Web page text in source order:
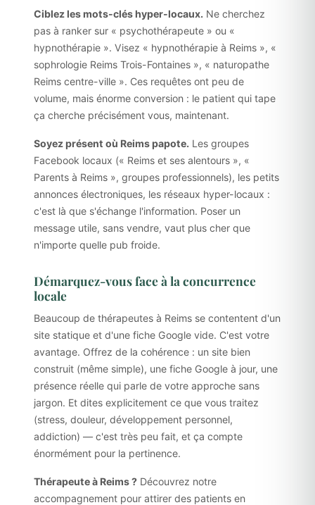
Ciblez les mots-clés hyper-locaux. Ne cherchez
pas à ranker sur « psychothérapeute » ou «
hypnothérapie ». Visez « hypnothérapie à Reims », «
sophrologie Reims Trois-Fontaines », « naturopathe
Reims centre-ville ». Ces requêtes ont peu de
volume, mais énorme conversion : le patient qui tape
ça cherche précisément vous, maintenant.
Soyez présent où Reims papote. Les groupes
Facebook locaux (« Reims et ses alentours », «
Parents à Reims », groupes professionnels), les petits
annonces électroniques, les réseaux hyper-locaux :
c'est là que s'échange l'information. Poser un
message utile, sans vendre, vaut plus cher que
n'importe quelle pub froide.
Démarquez-vous face à la concurrence
locale
Beaucoup de thérapeutes à Reims se contentent d'un
site statique et d'une fiche Google vide. C'est votre
avantage. Offrez de la cohérence : un site bien
construit (même simple), une fiche Google à jour, une
présence réelle qui parle de votre approche sans
jargon. Et dites explicitement ce que vous traitez
(stress, douleur, développement personnel,
addiction) — c'est très peu fait, et ça compte
énormément pour la pertinence.
Thérapeute à Reims ? Découvrez notre
accompagnement pour attirer des patients en